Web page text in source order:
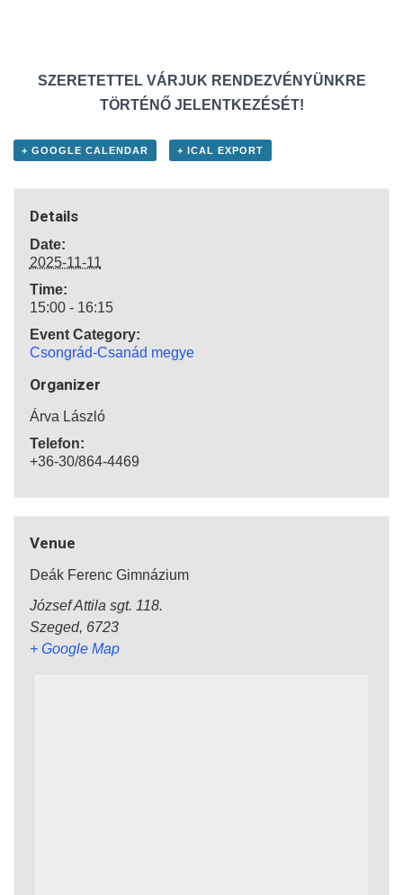
SZERETETTEL VÁRJUK RENDEZVÉNYÜNKRE
TÖRTÉNŐ JELENTKEZÉSÉT!
+ GOOGLE CALENDAR + ICAL EXPORT
Details
Date:
2025-11-11
Time:
15:00 - 16:15
Event Category:
Csongrád-Csanád megye
Organizer
Árva László
Telefon:
+36-30/864-4469
Venue
Deák Ferenc Gimnázium
József Attila sgt. 118.
Szeged, 6723
+ Google Map